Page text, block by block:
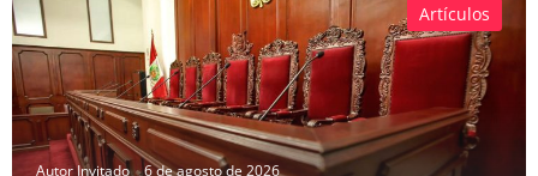
Autor Invitado 6 de agosto de 2026
Artículos